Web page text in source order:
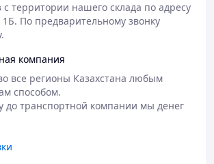
территории нашего склада по адресу
По предварительному звонку
компания
все регионы Казахстана любым
способом.
до транспортной компании мы денег